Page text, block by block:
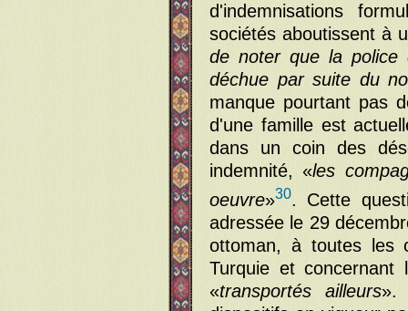
d'indemnisations
sociétés aboutissent à
de noter que la police
déchue par suite du
manque pourtant pas
d'une famille est
dans un coin des
indemnité, «les
oeuvre»30. Cette
adressée le 29
ottoman, à toutes les
Turquie et concernant
«transportés ailleurs».